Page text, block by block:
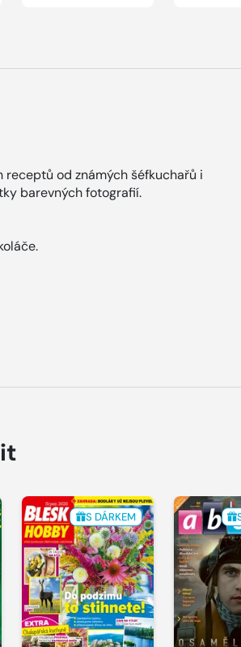
od známých šéfkuchařů i
barevných fotografií.
S DÁRKEM